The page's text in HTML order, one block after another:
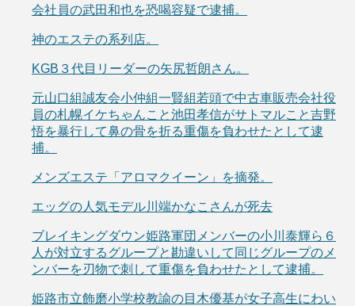
会社員の武田和也を恐喝容疑で逮捕。
神のエステの系列店。
KGB３代目リーダーの矢尻哲朗さん。
元山口組誠友会小仲組一賢組若頭で中古車販売会社役
員の札幌イケちゃんこと池田孝信がサトマルこと吉野
悟を暴行して鼻の骨を折る重傷を負わせたとして逮
捕。
メンズエステ「アロマクイーン」を摘発。
エッグの人気モデル川端かなこさんが死去
ブレイキングダウン姫路軍団メンバーの小川泰輝ら６
人が対立するグループと勘違いして同じグループのメ
ンバーを刃物で刺して重傷を負わせたとして逮捕。
姫路市立飾磨小学校教諭の目木優基が女子高生にわい